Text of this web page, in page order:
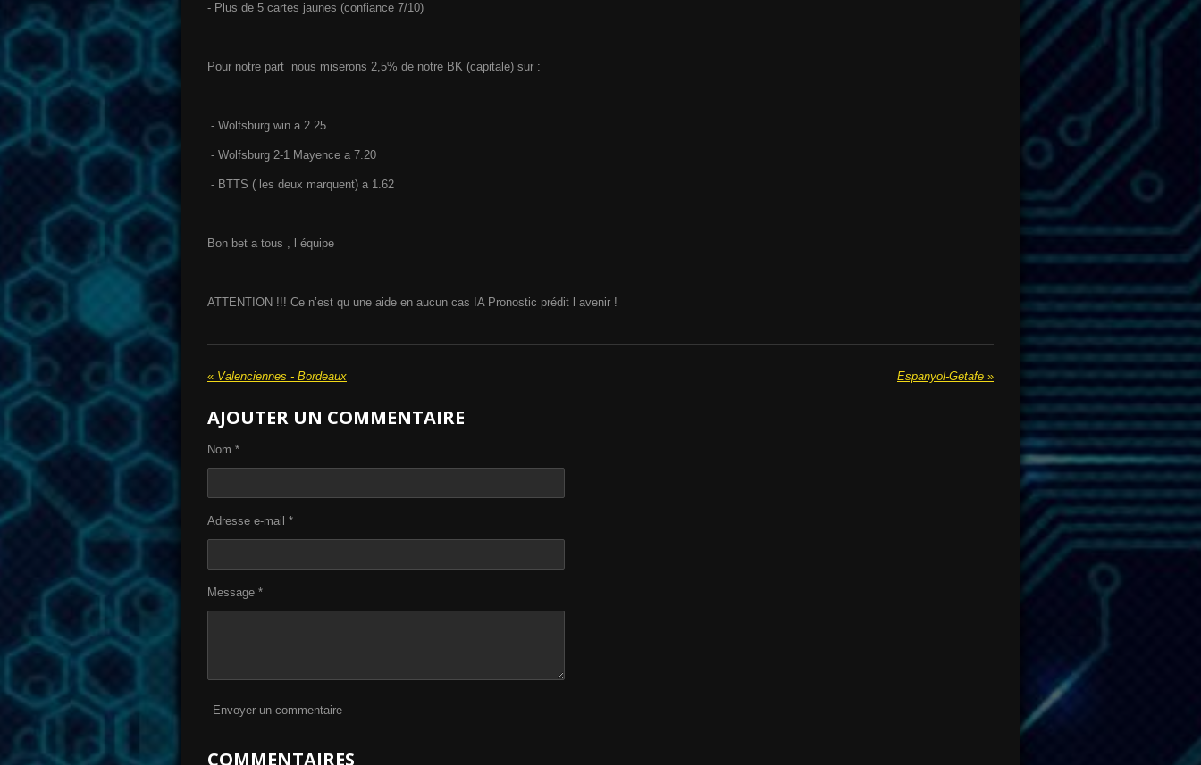
- Plus de 5 cartes jaunes (confiance 7/10)
Pour notre part nous miserons 2,5% de notre BK (capitale) sur :
⁃ Wolfsburg win a 2.25
⁃ Wolfsburg 2-1 Mayence a 7.20
⁃ BTTS ( les deux marquent) a 1.62
Bon bet a tous , l équipe
ATTENTION !!! Ce n’est qu une aide en aucun cas IA Pronostic prédit l avenir !
« Valenciennes - Bordeaux Espanyol-Getafe »
AJOUTER UN COMMENTAIRE
Nom *
Adresse e-mail *
Message *
Envoyer un commentaire
COMMENTAIRES